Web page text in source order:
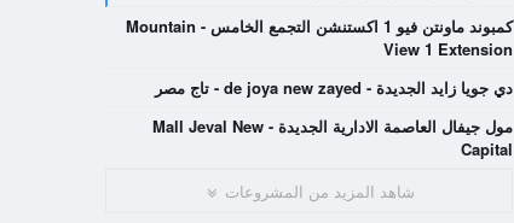
كمبوند ماونتن فيو 1 اكستنشن التجمع الخامس - Mountain
View 1 Extension
دي جويا زايد الجديدة - de joya new zayed - تاج مصر
مول جيفال العاصمة الادارية الجديدة - Mall Jeval New
Capital
شاهد المزيد من المشروعات